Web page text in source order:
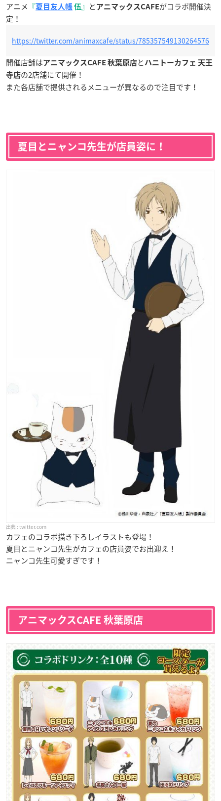
アニメ 『夏目友人帳 伍』 と アニマックスCAFEがコラボ開催決
定！
https://twitter.com/animaxcafe/status/785357549130264576
開催店舗はアニマックスCAFE 秋葉原店と ハニトーカフェ 天王
寺店の2店舗にて開催！
また各店舗で提供されるメニューが異なるので注目です！
夏目とニャンコ先生が店員姿に！
twitter.com
カフェのコラボ描き下ろしイラストも登場！
夏目とニャンコ先生がカフェの店員姿でお出迎え！
ニャンコ先生可愛すぎです！
アニマックスCAFE 秋葉原店